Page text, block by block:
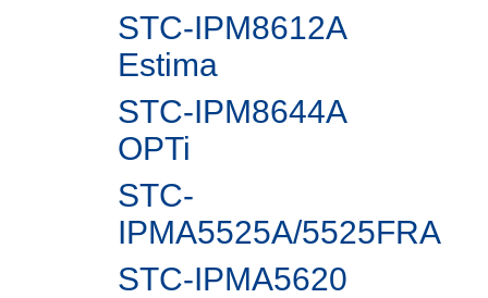
STC-IPM8612A
Estima
STC-IPM8644A
OPTi
STC-
IPMA5525A/5525FRA
STC-IPMА5620